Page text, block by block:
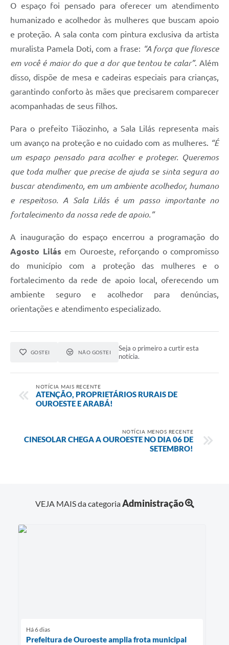
O espaço foi pensado para oferecer um atendimento
humanizado e acolhedor às mulheres que buscam apoio
e proteção. A sala conta com pintura exclusiva da artista
muralista Pamela Doti, com a frase: “A força que floresce
em você é maior do que a dor que tentou te calar”. Além
disso, dispõe de mesa e cadeiras especiais para crianças,
garantindo conforto às mães que precisarem comparecer
acompanhadas de seus filhos.
Para o prefeito Tiãozinho, a Sala Lilás representa mais
um avanço na proteção e no cuidado com as mulheres.
“É
um espaço pensado para acolher e proteger. Queremos
que toda mulher que precise de ajuda se sinta segura ao
buscar atendimento, em um ambiente acolhedor, humano
e respeitoso. A Sala Lilás é um passo importante no
fortalecimento da nossa rede de apoio.”
A inauguração do espaço encerrou a programação do
Agosto Lilás em Ouroeste, reforçando o compromisso
do município com a proteção das mulheres e o
fortalecimento da rede de apoio local, oferecendo um
ambiente seguro e acolhedor para denúncias,
orientações e atendimento especializado.
GOSTEI NÃO GOSTEI
Seja o primeiro a curtir esta
notícia.
NOTÍCIA MAIS RECENTE
ATENÇÃO, PROPRIETÁRIOS RURAIS DE
OUROESTE E ARABÁ!
NOTÍCIA MENOS RECENTE
CINESOLAR CHEGA A OUROESTE NO DIA 06 DE
SETEMBRO!
VEJA MAIS da categoriaAdministração
Há 6 dias
Prefeitura de Ouroeste amplia frota municipal